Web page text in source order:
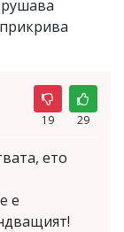
19 29
ето
е